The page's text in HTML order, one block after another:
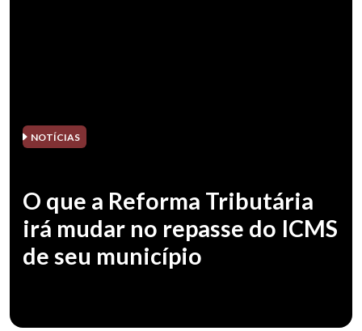
NOTÍCIAS
O que a Reforma Tributária
irá mudar no repasse do ICMS
de seu município